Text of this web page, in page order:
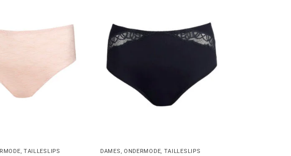
, TAILLESLIPS DAMES, ONDERMODE, TAILLESLIPS